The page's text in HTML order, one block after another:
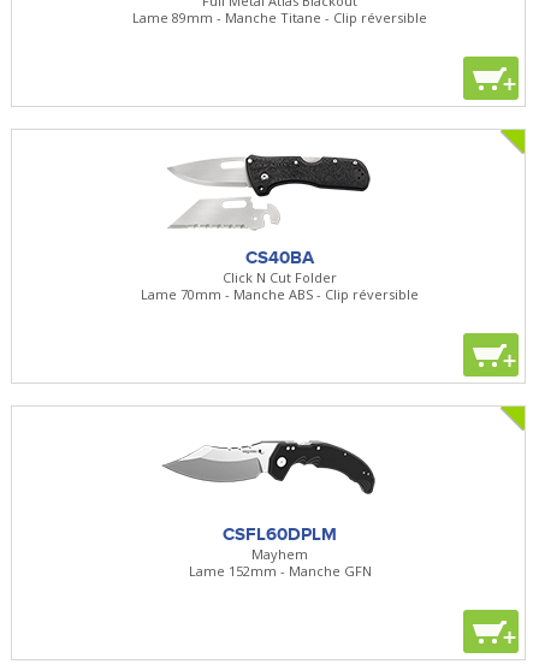
Lame 89mm - Manche Titane - Clip réversible
+
CS40BA
Click N Cut Folder
Lame 70mm - Manche ABS - Clip réversible
+
CSFL60DPLM
Mayhem
Lame 152mm - Manche GFN
+